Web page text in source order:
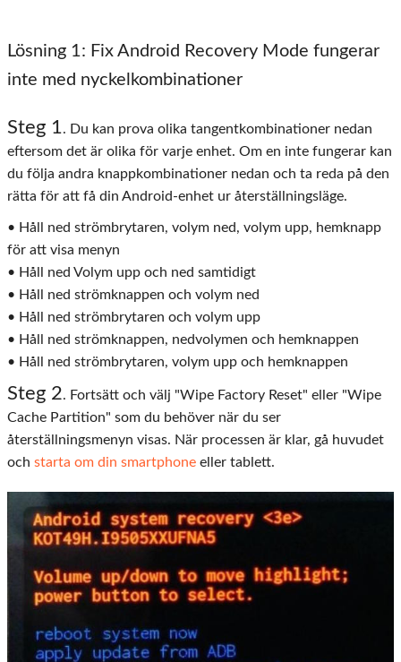
Lösning 1: Fix Android Recovery Mode fungerar
inte med nyckelkombinationer
Steg 1. Du kan prova olika tangentkombinationer nedan
eftersom det är olika för varje enhet. Om en inte fungerar kan
du följa andra knappkombinationer nedan och ta reda på den
rätta för att få din Android-enhet ur återställningsläge.
• Håll ned strömbrytaren, volym ned, volym upp, hemknapp
för att visa menyn
• Håll ned Volym upp och ned samtidigt
• Håll ned strömknappen och volym ned
• Håll ned strömbrytaren och volym upp
• Håll ned strömknappen, nedvolymen och hemknappen
• Håll ned strömbrytaren, volym upp och hemknappen
Steg 2. Fortsätt och välj "Wipe Factory Reset" eller "Wipe
Cache Partition" som du behöver när du ser
återställningsmenyn visas. När processen är klar, gå huvudet
och starta om din smartphone eller tablett.